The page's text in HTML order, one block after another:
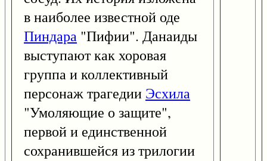
в наиболее известной оде
Пиндара "Пифии". Данаиды
выступают как хоровая
группа и коллективный
персонаж трагедии Эсхила
"Умоляющие о защите",
первой и единственной
сохранившейся из трилогии